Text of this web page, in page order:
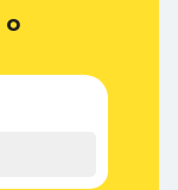
для жителей
Подольск,
Одинцово,
Серпухов,
Пушкино,
Наро-
Ступино,
о